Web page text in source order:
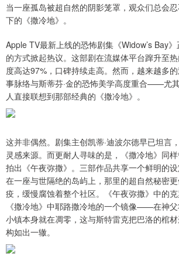
当一座孤岛被超自然的阴影笼罩，观众们总会
下的《撒冷地》。
Apple TV最新上线的恐怖剧集《Widow’s Bay
的方式掀起热议。这部剧在流媒体平台蹿升至
度高达97%，口碑持续走高。然而，越来越多
事脉络与斯蒂芬·金的恐怖美学高度重合——尤
人直接联想到那部经典的《撒冷地》。
这并非偶然。剧集主创凯蒂·迪波尔德早已坦言
灵感来源。而更耐人寻味的是，《撒冷地》同
拍出《午夜弥撒》。三部作品共享一个鲜明的
在一座与世隔绝的岛屿上，那里的超自然秘密
疫，缓慢腐蚀着整个社区。《午夜弥撒》中的
《撒冷地》中耶路撒冷地的一个镜像——在神父
小镇本身就在凋零，这与斯特雷克把巴洛的棺
构如出一辙。